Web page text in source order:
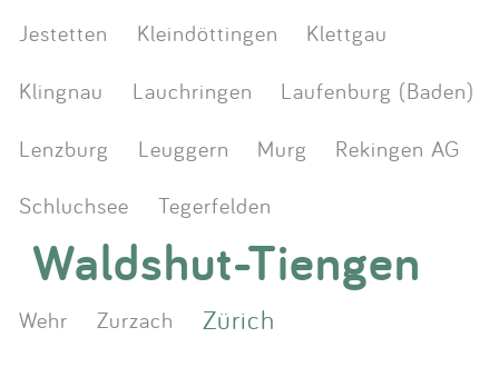
Jestetten
Kleindöttingen
Klettgau
Klingnau
Lauchringen
Laufenburg (Baden)
Lenzburg
Leuggern Murg
Rekingen AG
Schluchsee
Tegerfelden
Waldshut-Tiengen
Wehr Zurzach Zürich